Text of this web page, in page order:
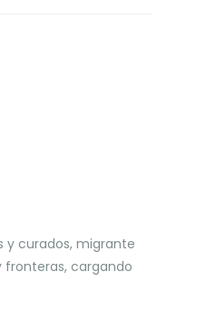
y curados, migrante
fronteras, cargando